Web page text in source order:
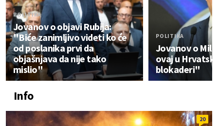
POLITIKA
Jovanov o objavi Rubija:
"Biće zanimljivo videti ko će
od poslanika prvi da
objašnjava da nije tako
mislio"
POLITIKA
Jovanov o
ovaj u
blokaderi"
Info
20